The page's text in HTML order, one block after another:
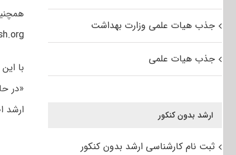
با
«در
ارشد
جذب هیات علمی وزارت بهداشت
جذب هیات علمی
ارشد بدون کنکور
ثبت نام کارشناسی ارشد بدون کنکور